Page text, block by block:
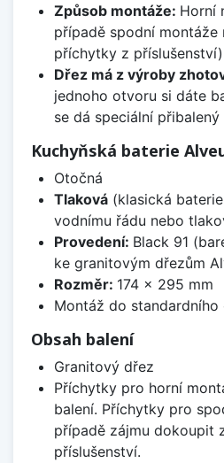
Způsob montáže: Horní
případě spodní
příchytky z příslušenství)
Dřez má z výroby
jednoho otvoru si dáte
se dá speciální přibalený
Kuchyňská baterie
Otočná
Tlaková(klasická
vodnímu řádu nebo
Provedení: Black 91
ke granitovým dřezům
Rozměr: 174 x 295 mm
Montáž do
Obsah balení
Granitový dřez
Příchytky pro horní
balení. Příchytky pro
případě zájmu dokoupit
příslušenství.